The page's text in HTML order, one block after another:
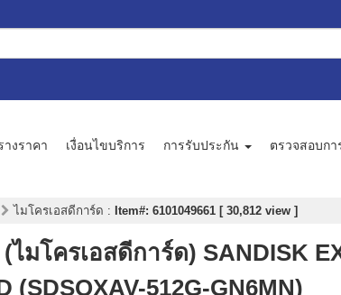
างราคา เงื่อนไขบริการ การรับประกัน ตรวจสอบกา
ไมโครเอสดีการ์ด : Item#: 6101049661 [ 30,812 view ]
ไมโครเอสดีการ์ด) SANDISK
(SDSQXAV-512G-GN6MN)